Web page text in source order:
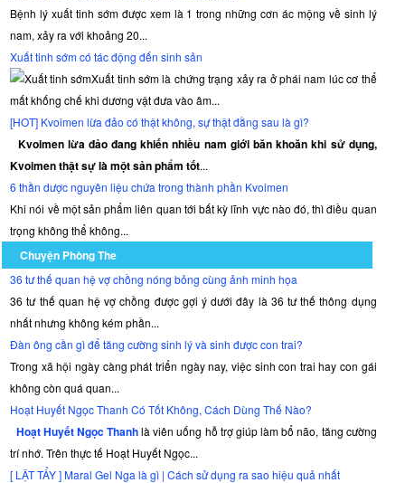
Bệnh lý xuất tinh sớm được xem là 1 trong những cơn ác mộng về sinh lý
nam, xảy ra với khoảng 20...
Xuất tinh sớm có tác động đến sinh sản
Xuất tinh sớm là chứng trạng xảy ra ở phái nam lúc cơ thể
mất khống chế khi dương vật đưa vào âm...
[HOT] Kvoimen lừa đảo có thật không, sự thật đằng sau là gì?
Kvoimen lừa đảo đang khiến nhiều nam giới băn khoăn khi sử dụng,
Kvoimen thật sự là một sản phẩm tốt...
6 thần dược nguyên liệu chứa trong thành phần Kvoimen
Khi nói về một sản phẩm liên quan tới bất kỳ lĩnh vực nào đó, thì điều quan
trọng không thể không...
Chuyện Phòng The
36 tư thế quan hệ vợ chồng nóng bỏng cùng ảnh minh họa
36 tư thế quan hệ vợ chồng được gợi ý dưới đây là 36 tư thế thông dụng
nhất nhưng không kém phần...
Đàn ông cần gì để tăng cường sinh lý và sinh được con trai?
Trong xã hội ngày càng phát triển ngày nay, việc sinh con trai hay con gái
không còn quá quan...
Hoạt Huyết Ngọc Thanh Có Tốt Không, Cách Dùng Thế Nào?
Hoạt Huyết Ngọc Thanhlà viên uống hỗ trợ giúp làm bổ não, tăng cường
trí nhớ. Trên thực tế Hoạt Huyết Ngọc...
[ LẬT TẨY ] Maral Gel Nga là gì | Cách sử dụng ra sao hiệu quả nhất